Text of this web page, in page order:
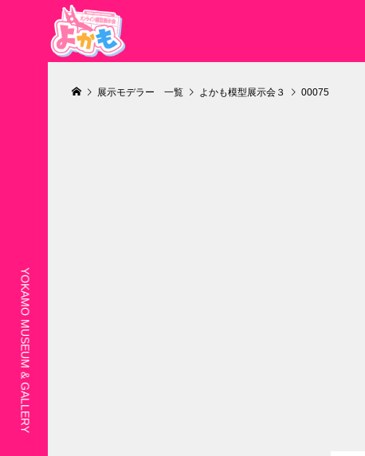
展示モデラー 一覧 よかも模型展示会３ 00075